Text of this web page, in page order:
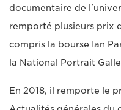
documentaire de
remporté plusieurs prix
compris la bourse Ian
la National Portrait
En 2018, il remporte le